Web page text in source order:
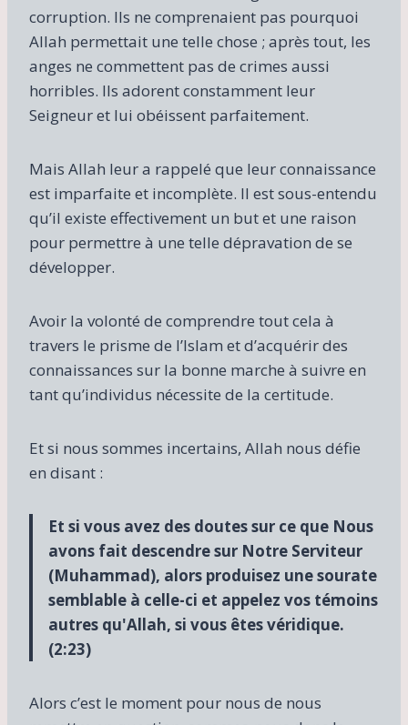
corruption. Ils ne comprenaient pas pourquoi
Allah permettait une telle chose ; après tout, les
anges ne commettent pas de crimes aussi
horribles. Ils adorent constamment leur
Seigneur et lui obéissent parfaitement.
Mais Allah leur a rappelé que leur connaissance
est imparfaite et incomplète. Il est sous-entendu
qu’il existe effectivement un but et une raison
pour permettre à une telle dépravation de se
développer.
Avoir la volonté de comprendre tout cela à
travers le prisme de l’Islam et d’acquérir des
connaissances sur la bonne marche à suivre en
tant qu’individus nécessite de la certitude.
Et si nous sommes incertains, Allah nous défie
en disant :
Et si vous avez des doutes sur ce que Nous
avons fait descendre sur Notre Serviteur
(Muhammad), alors produisez une sourate
semblable à celle-ci et appelez vos témoins
autres qu'Allah, si vous êtes véridique.
(2:23)
Alors c’est le moment pour nous de nous